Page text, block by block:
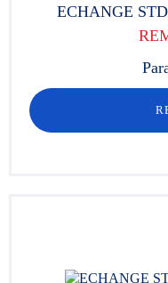
ECHANGE